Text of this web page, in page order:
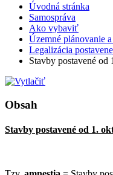
Úvodná stránka
Samospráva
Ako vybaviť
Územné plánovanie
Legalizácia
Stavby postavené od
Obsah
Stavby postavené od 1.